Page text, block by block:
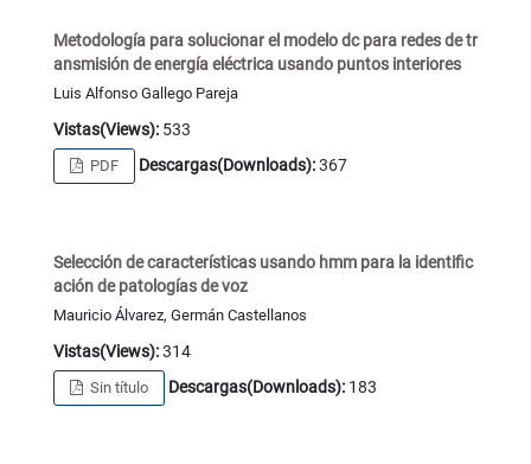
Metodología para solucionar el modelo dc para redes de tr
ansmisión de energía eléctrica usando puntos interiores
Luis Alfonso Gallego Pareja
Vistas(Views):533
PDF Descargas(Downloads):367
Selección de características usando hmm para la identific
ación de patologías de voz
Mauricio Álvarez, Germán Castellanos
Vistas(Views):314
Sin título Descargas(Downloads): 183